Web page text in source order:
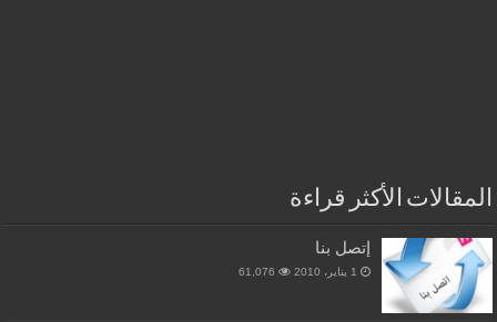
المقالات الأكثر قراءة
إتصل بنا
1 يناير، 2010 61,076